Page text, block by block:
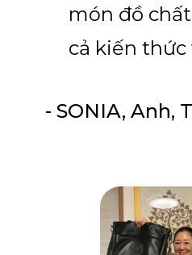
món đồ
cả kiến thức
- SONIA, Anh,